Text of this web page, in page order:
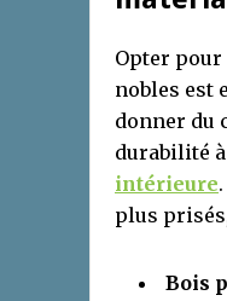
Opter
nobles est
donner du
durabilité
intérieure
plus
Bois